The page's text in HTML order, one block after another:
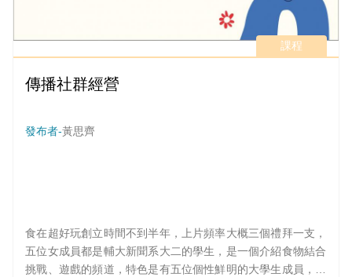
課程
傳播社群經營
發布者-黃思齊
食在超好玩創立時間不到半年，上片頻率大概三個禮拜一支，
五位女成員都是輔大新聞系大二的學生，是一個介紹食物結合
挑戰、遊戲的頻道，特色是有五位個性鮮明的大學生成員，以